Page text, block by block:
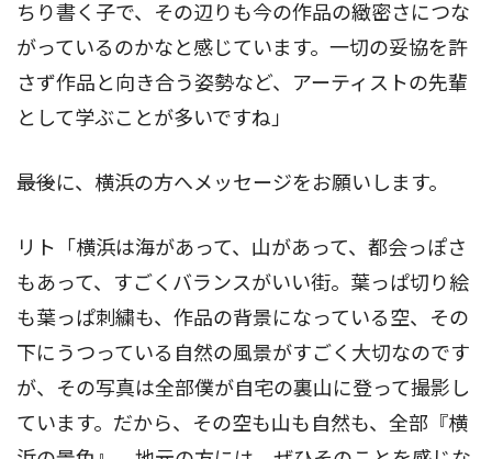
ちり書く子で、その辺りも今の作品の緻密さにつな
がっているのかなと感じています。一切の妥協を許
さず作品と向き合う姿勢など、アーティストの先輩
として学ぶことが多いですね」
――最後に、横浜の方へメッセージをお願いします。
リト「横浜は海があって、山があって、都会っぽさ
もあって、すごくバランスがいい街。葉っぱ切り絵
も葉っぱ刺繍も、作品の背景になっている空、その
下にうつっている自然の風景がすごく大切なのです
が、その写真は全部僕が自宅の裏山に登って撮影し
ています。だから、その空も山も自然も、全部『横